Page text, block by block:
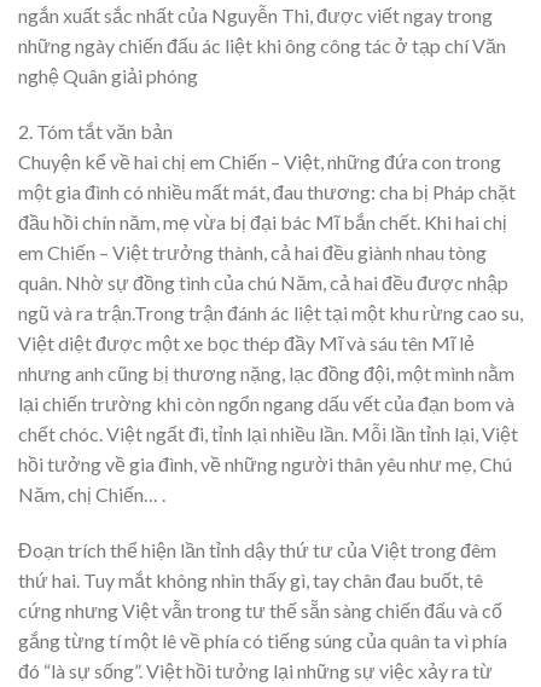
ngắn xuất sắc nhất của Nguyễn Thi, được viết ngay trong
những ngày chiến đấu ác liệt khi ông công tác ở tạp chí Văn
nghệ Quân giải phóng
2. Tóm tắt văn bản
Chuyện kể về hai chị em Chiến – Việt, những đứa con trong
một gia đình có nhiều mất mát, đau thương: cha bị Pháp chặt
đầu hồi chín năm, mẹ vừa bị đại bác Mĩ bắn chết. Khi hai chị
em Chiến – Việt trưởng thành, cả hai đều giành nhau tòng
quân. Nhờ sự đồng tình của chú Năm, cả hai đều được nhập
ngũ và ra trận.Trong trận đánh ác liệt tại một khu rừng cao su,
Việt diệt được một xe bọc thép đầy Mĩ và sáu tên Mĩ lẻ
nhưng anh cũng bị thương nặng, lạc đồng đội, một mình nằm
lại chiến trường khi còn ngổn ngang dấu vết của đạn bom và
chết chóc. Việt ngất đi, tỉnh lại nhiều lần. Mỗi lần tỉnh lại, Việt
hồi tưởng về gia đình, về những người thân yêu như mẹ, Chú
Năm, chị Chiến… .
Đoạn trích thể hiện lần tỉnh dậy thứ tư của Việt trong đêm
thứ hai. Tuy mắt không nhìn thấy gì, tay chân đau buốt, tê
cứng nhưng Việt vẫn trong tư thế sẵn sàng chiến đấu và cố
gắng từng tí một lê về phía có tiếng súng của quân ta vì phía
đó “là sự sống”. Việt hồi tưởng lại những sự việc xảy ra từ